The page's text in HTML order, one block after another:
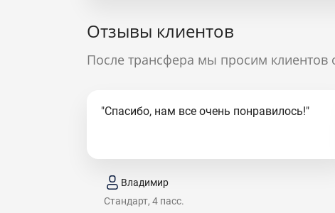
Отзывы клиентов
После трансфера мы просим клиентов
"Спасибо, нам все очень понравилось!"
Владимир
Стандарт, 4 пасс.